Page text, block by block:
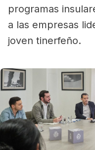
programas
a las empresas
joven tinerfeño.